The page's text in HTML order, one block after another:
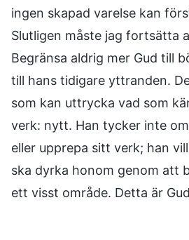
ingen skapad varelse kan
Slutligen måste jag fortsätta
Begränsa aldrig mer Gud till
till hans tidigare yttranden.
som kan uttrycka vad som
verk: nytt. Han tycker inte
eller upprepa sitt verk; han
ska dyrka honom genom att
ett visst område. Detta är